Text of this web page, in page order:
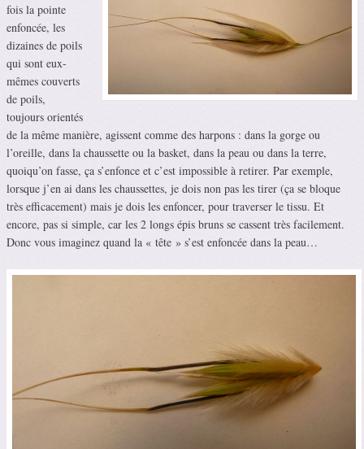
fois la pointe
enfoncée, les
dizaines de poils
qui sont eux-
mêmes couverts
de poils,
toujours orientés
de la même manière, agissent comme des harpons : dans la gorge ou
l’oreille, dans la chaussette ou la basket, dans la peau ou dans la terre,
quoiqu’on fasse, ça s’enfonce et c’est impossible à retirer. Par exemple,
lorsque j’en ai dans les chaussettes, je dois non pas les tirer (ça se bloque
très efficacement) mais je dois les enfoncer, pour traverser le tissu. Et
encore, pas si simple, car les 2 longs épis bruns se cassent très facilement.
Donc vous imaginez quand la « tête » s’est enfoncée dans la peau…